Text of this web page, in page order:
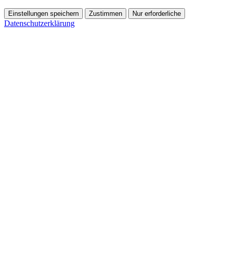
Einstellungen speichern Zustimmen Nur erforderliche
Datenschutzerklärung